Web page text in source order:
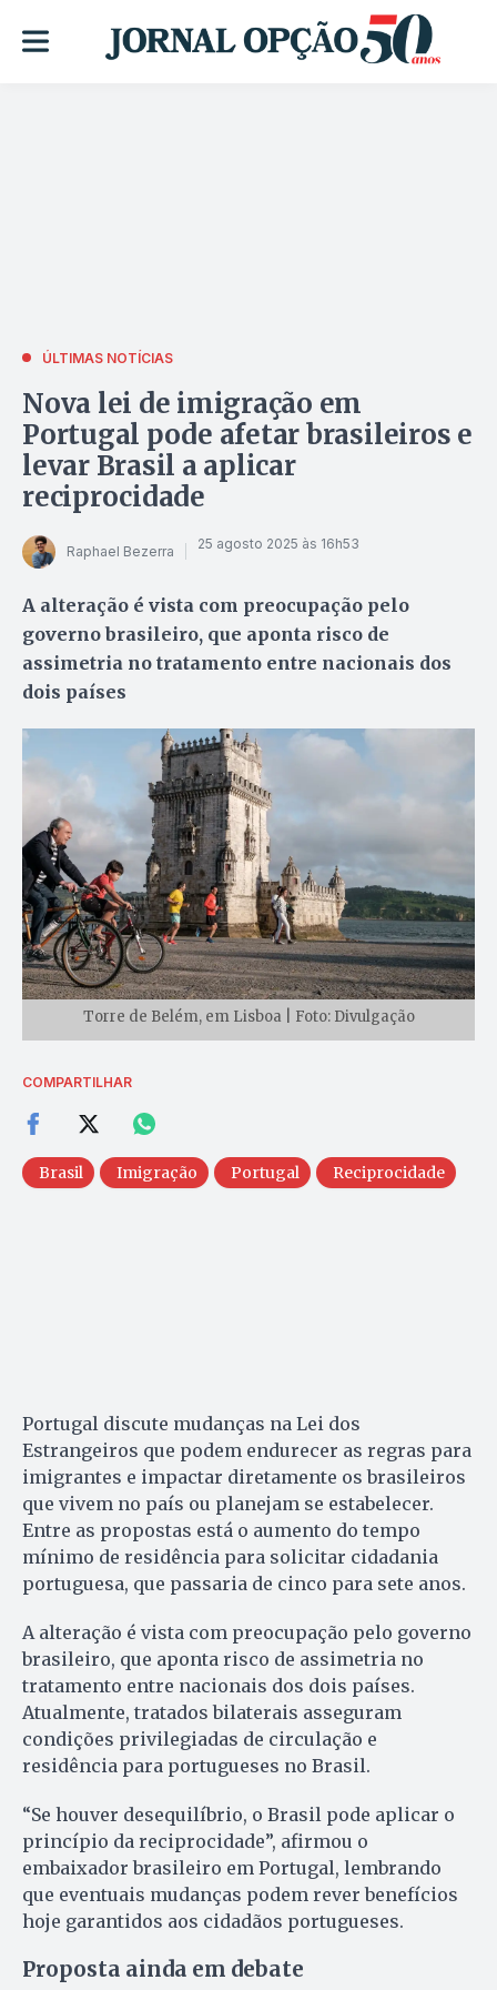
ÚLTIMAS NOTÍCIAS
Nova lei de imigração em
Portugal pode afetar brasileiros e
levar Brasil a aplicar
reciprocidade
Raphael Bezerra 25 agosto 2025 às 16h53
A alteração é vista com preocupação pelo
governo brasileiro, que aponta risco de
assimetria no tratamento entre nacionais dos
dois países
Torre de Belém, em Lisboa | Foto: Divulgação
COMPARTILHAR
Brasil Imigração Portugal Reciprocidade
Portugal discute mudanças na Lei dos
Estrangeiros que podem endurecer as regras para
imigrantes e impactar diretamente os brasileiros
que vivem no país ou planejam se estabelecer.
Entre as propostas está o aumento do tempo
mínimo de residência para solicitar cidadania
portuguesa, que passaria de cinco para sete anos.
A alteração é vista com preocupação pelo governo
brasileiro, que aponta risco de assimetria no
tratamento entre nacionais dos dois países.
Atualmente, tratados bilaterais asseguram
condições privilegiadas de circulação e
residência para portugueses no Brasil.
“Se houver desequilíbrio, o Brasil pode aplicar o
princípio da reciprocidade”, afirmou o
embaixador brasileiro em Portugal, lembrando
que eventuais mudanças podem rever benefícios
hoje garantidos aos cidadãos portugueses.
Proposta ainda em debate